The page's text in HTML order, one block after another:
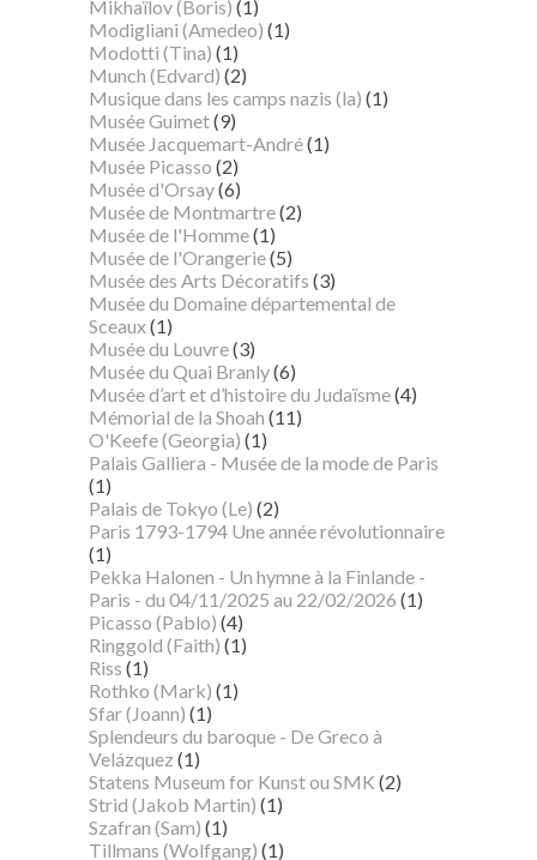
Mikhaïlov (Boris) (1)
Modigliani (Amedeo) (1)
Modotti (Tina) (1)
Munch (Edvard) (2)
Musique dans les camps nazis (la) (1)
Musée Guimet(9)
Musée Jacquemart-André(1)
Musée Picasso (2)
Musée d'Orsay(6)
Musée de Montmartre(2)
Musée de l'Homme(1)
Musée de l'Orangerie(5)
Musée des Arts Décoratifs (3)
Musée du Domaine départemental de
Sceaux(1)
Musée du Louvre(3)
Musée du Quai Branly(6)
Musée d’art et d’histoire du Judaïsme(4)
Mémorial de la Shoah (11)
O'Keefe (Georgia) (1)
Palais Galliera - Musée de la mode de Paris
(1)
Palais de Tokyo (Le) (2)
Paris 1793-1794 Une année révolutionnaire
(1)
Pekka Halonen - Un hymne à la Finlande -
Paris - du 04/11/2025 au 22/02/2026 (1)
Picasso (Pablo) (4)
Ringgold (Faith) (1)
Riss (1)
Rothko (Mark) (1)
Sfar (Joann) (1)
Splendeurs du baroque - De Greco à
Velázquez (1)
Statens Museum for Kunst ou SMK (2)
Strid (Jakob Martin) (1)
Szafran (Sam) (1)
Tillmans (Wolfgang) (1)